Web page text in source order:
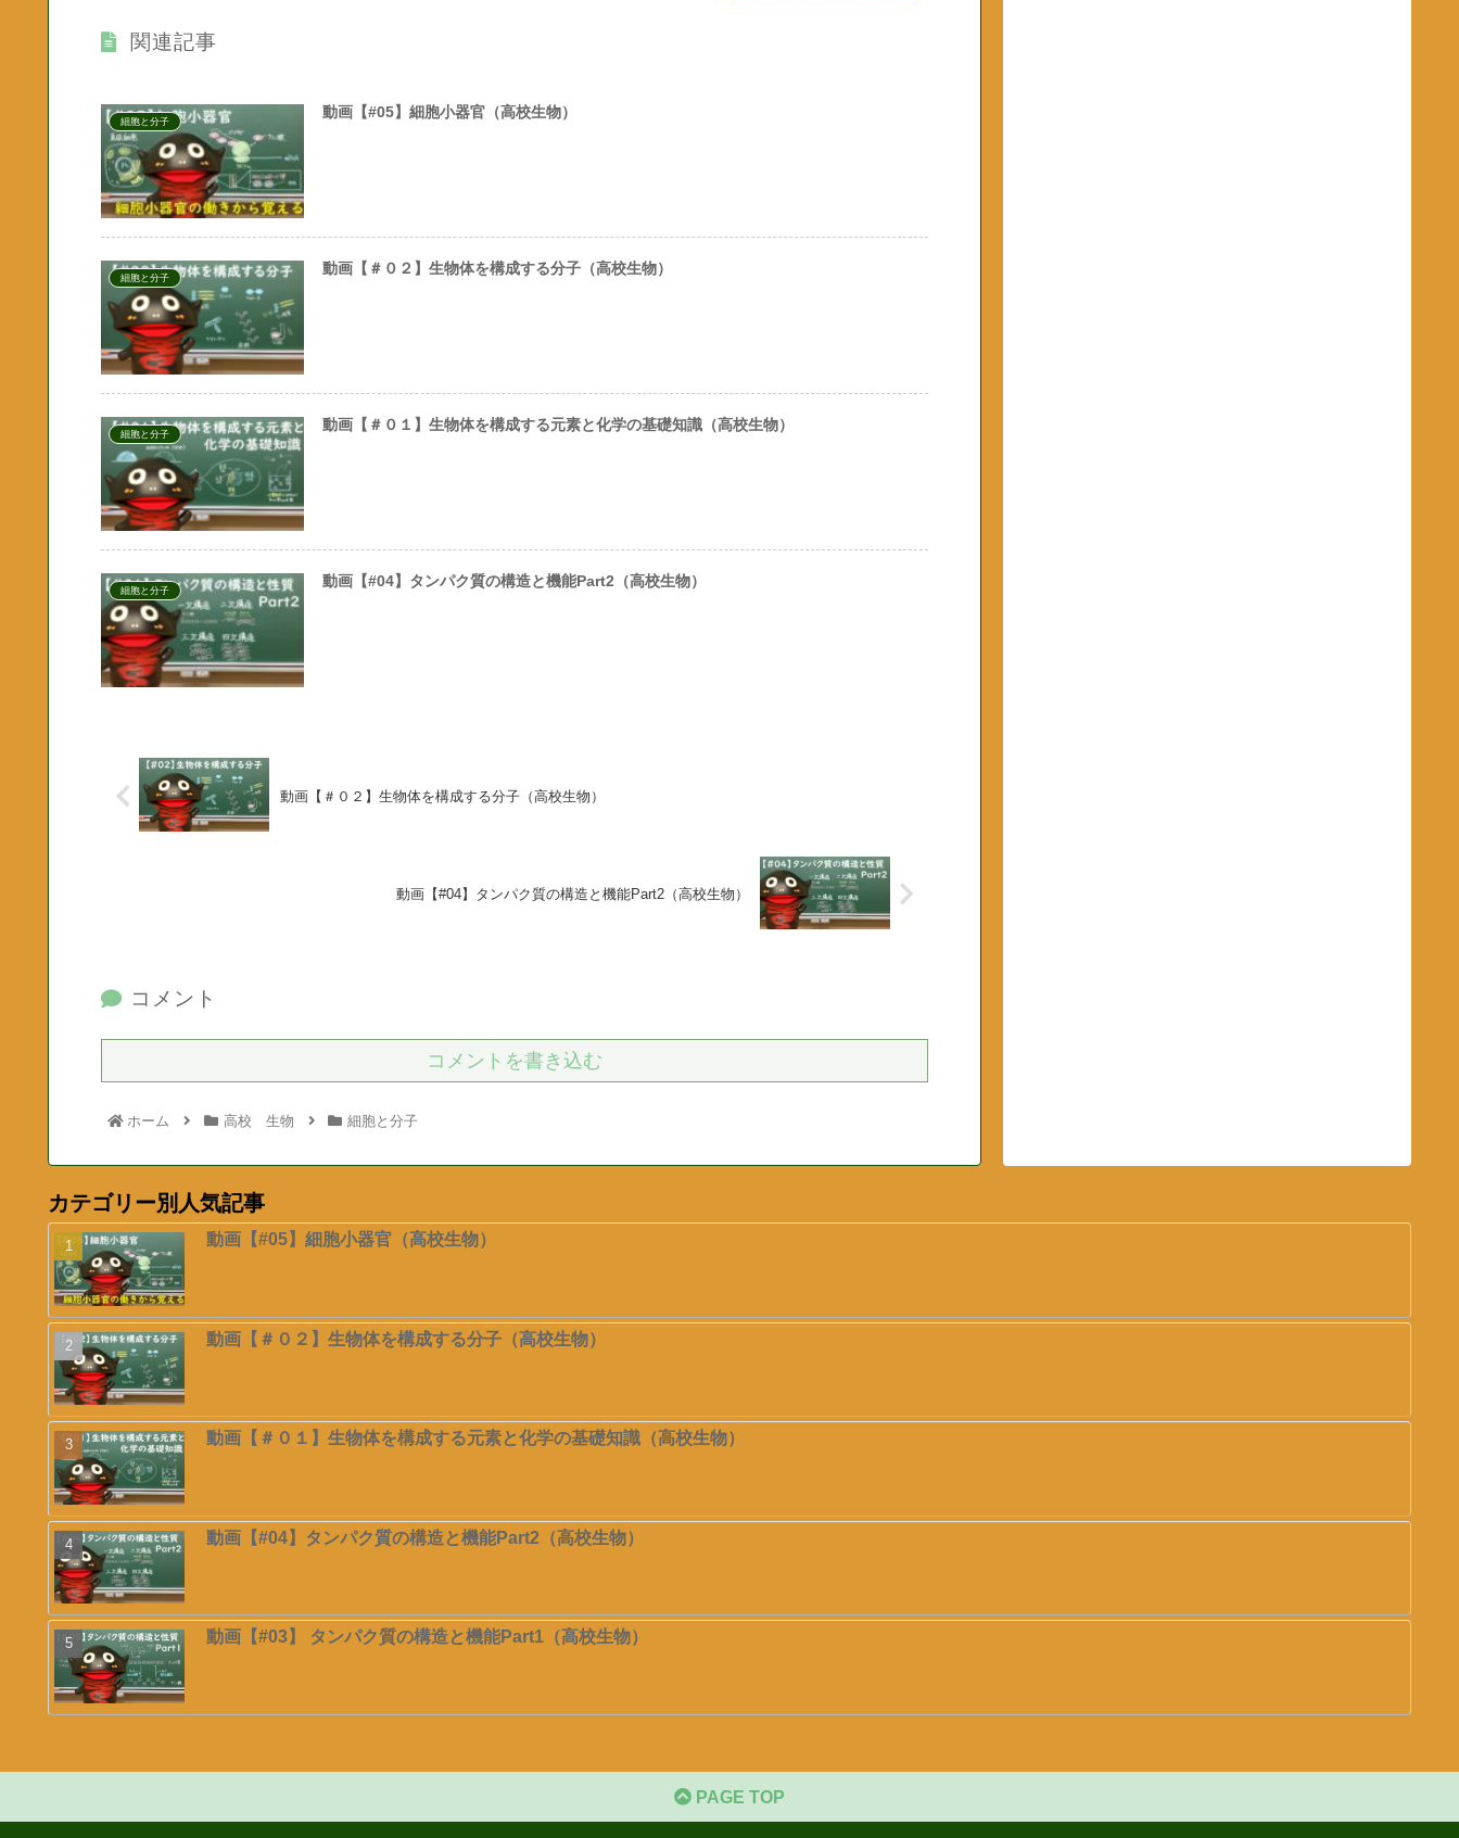
関連記事
細胞と分子
動画【#05】細胞小器官（高校生物）
細胞と分子
動画【＃０２】生物体を構成する分子（高校生物）
細胞と分子
動画【＃０１】生物体を構成する元素と化学の基礎知識（高校生物）
細胞と分子
動画【#04】タンパク質の構造と機能Part2（高校生物）
動画【＃０２】生物体を構成する分子（高校生物）
動画【#04】タンパク質の構造と機能Part2（高校生物）
コメント
コメントを書き込む
ホーム 高校 生物 細胞と分子
カテゴリー別人気記事
動画【#05】細胞小器官（高校生物）
動画【＃０２】生物体を構成する分子（高校生物）
動画【＃０１】生物体を構成する元素と化学の基礎知識（高校生物）
動画【#04】タンパク質の構造と機能Part2（高校生物）
動画【#03】 タンパク質の構造と機能Part1（高校生物）
PAGE TOP